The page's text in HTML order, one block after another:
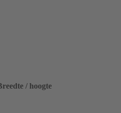
/ hoogte